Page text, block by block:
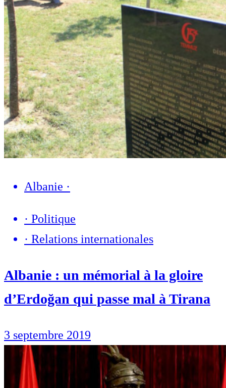
Albanie ·
· Politique
· Relations internationales
Albanie : un mémorial à la gloire
d’Erdoğan qui passe mal à Tirana
3 septembre 2019